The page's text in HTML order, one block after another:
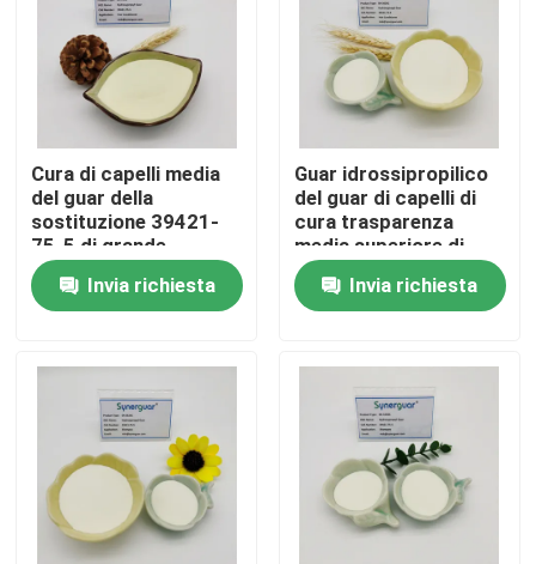
Su di noi
Visita alla fabbrica
Controllo della qualità
Notizia
Casi
Chiedi un preventivo
Cura di capelli media
del guar della
sostituzione 39421-
75-5 di grande
viscosità eccellente
idrossipropilico
Invia richiesta
Guar idrossipropilico
del guar di capelli di
cura trasparenza
media superiore di
viscosità dell'alta
Invia richiesta